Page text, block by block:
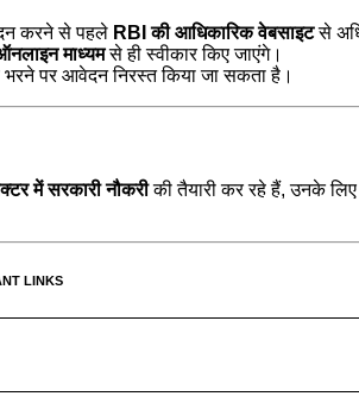
करने से पहले RBI की आधिकारिक वेबसाइटसे
माध्यमसे ही स्वीकार किए जाएंगे।
भरने पर आवेदन निरस्त किया जा सकता है।
में सरकारी नौकरीकी तैयारी कर रहे हैं, उनके
LINKS